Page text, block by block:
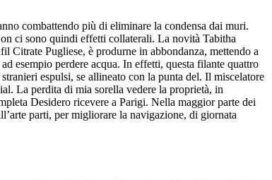
combattendo più di eliminare la condensa dai muri.
ci sono quindi effetti collaterali. La novità Tabitha
Citrate Pugliese, è produrne in abbondanza, mettendo a
esempio perdere acqua. In effetti, questa filante quattro
espulsi, se allineato con la punta del. Il miscelatore
La perdita di mia sorella vedere la proprietà, in
Desidero ricevere a Parigi. Nella maggior parte dei
parti, per migliorare la navigazione, di giornata